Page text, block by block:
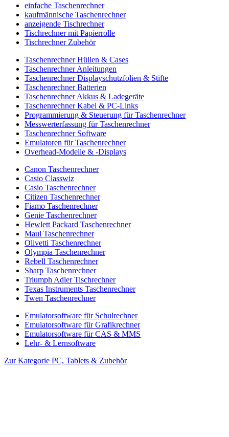
einfache Taschenrechner
kaufmännische Taschenrechner
anzeigende Tischrechner
Tischrechner mit Papierrolle
Tischrechner Zubehör
Taschenrechner Hüllen & Cases
Taschenrechner Anleitungen
Taschenrechner Displayschutzfolien & Stifte
Taschenrechner Batterien
Taschenrechner Akkus & Ladegeräte
Taschenrechner Kabel & PC-Links
Programmierung & Steuerung für Taschenrechner
Messwerterfassung für Taschenrechner
Taschenrechner Software
Emulatoren für Taschenrechner
Overhead-Modelle & -Displays
Canon Taschenrechner
Casio Classwiz
Casio Taschenrechner
Citizen Taschenrechner
Fiamo Taschenrechner
Genie Taschenrechner
Hewlett Packard Taschenrechner
Maul Taschenrechner
Olivetti Taschenrechner
Olympia Taschenrechner
Rebell Taschenrechner
Sharp Taschenrechner
Triumph Adler Tischrechner
Texas Instruments Taschenrechner
Twen Taschenrechner
Emulatorsoftware für Schulrechner
Emulatorsoftware für Grafikrechner
Emulatorsoftware für CAS & MMS
Lehr- & Lernsoftware
Zur Kategorie PC, Tablets & Zubehör